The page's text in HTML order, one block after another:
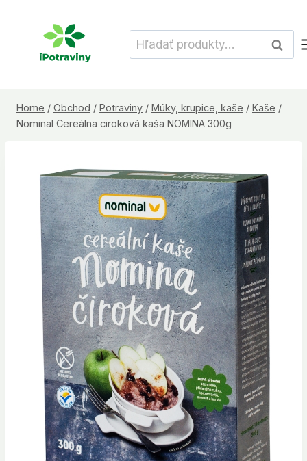
Hľadať:
Home / Obchod / Potraviny / Múky, krupice, kaše / Kaše /
Nominal Cereálna ciroková kaša NOMINA 300g